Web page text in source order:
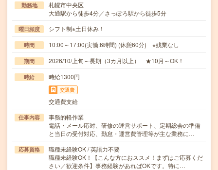
勤務地
札幌市中央区
大通駅から徒歩4分／さっぽろ駅から徒歩5分
曜日頻度 シフト制※土日休み！
時間 10:00～17:00(実働:6時間) (休憩60分) ※残業なし
期間 2026/10/上旬～長期（3カ月以上） ★10月～OK！
時給 時給1300円
交通費
交通費支給
仕事内容
事務的軽作業
電話・メール応対、研修の運営サポート、定期総会の準備
と当日の受付対応、勤怠・運営費管理等が主な業務に…
応募資格
職種未経験OK / 英語力不要
職種未経験OK！【こんな方におススメ！まずはご応募くだ
さい／歓迎条件】事務経験があればOKです。特に…